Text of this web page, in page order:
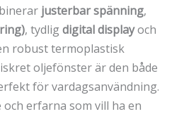
justerbar spänning,
, tydligdigital displayoch
robust termoplastisk
oljefönster är den både
för vardagsanvändning.
erfarna som vill ha en